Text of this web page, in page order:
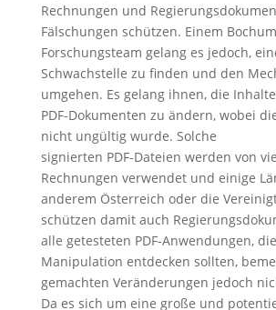
Rechnungen und
Fälschungen schützen. Einem
Forschungsteam gelang es jedoch,
Schwachstelle zu finden und den
umgehen. Es gelang ihnen, die
PDF-Dokumenten zu ändern, wobei
nicht ungültig wurde. Solche
signierten PDF-Dateien werden von
Rechnungen verwendet und einige
anderem Österreich oder die
schützen damit auch
alle getesteten PDF-Anwendungen,
Manipulation entdecken sollten,
gemachten Veränderungen jedoch
Da es sich um eine große und